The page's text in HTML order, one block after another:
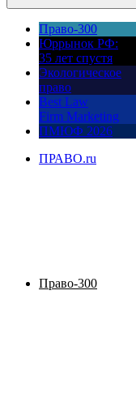
Право-300
Юррынок РФ:
35 лет спустя
Экологическое
право
Best Law
Firm Marketing
ПМЮФ 2026
ПРАВО.ru
Право-300